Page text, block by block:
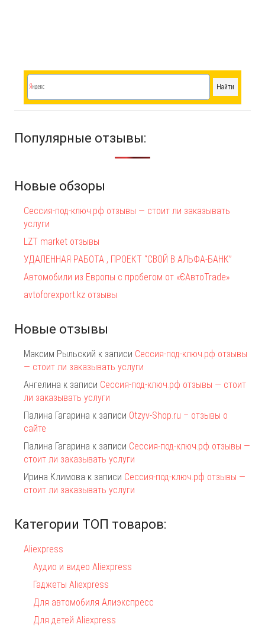
Популярные отзывы:
Новые обзоры
Сессия-под-ключ.рф отзывы — стоит ли заказывать
услуги
LZT market отзывы
УДАЛЕННАЯ РАБОТА , ПРОЕКТ “СВОЙ В АЛЬФА-БАНК”
Автомобили из Европы с пробегом от «ЄАвтоTrаde»
avtoforexport.kz отзывы
Новые отзывы
Максим Рыльский к записи Сессия-под-ключ.рф отзывы
— стоит ли заказывать услуги
Ангелина к записи Сессия-под-ключ.рф отзывы — стоит
ли заказывать услуги
Палина Гагарина к записи Otzyv-Shop.ru – отзывы о
сайте
Палина Гагарина к записи Сессия-под-ключ.рф отзывы —
стоит ли заказывать услуги
Ирина Климова к записи Сессия-под-ключ.рф отзывы —
стоит ли заказывать услуги
Категории ТОП товаров:
Aliexpress
Аудио и видео Aliexpress
Гаджеты Aliexpress
Для автомобиля Алиэкспресс
Для детей Aliexpress